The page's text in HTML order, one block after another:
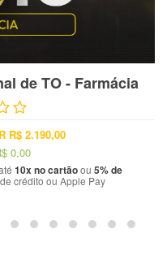
de TO - Farmácia
R$ 2.190,00
0,00
10x no cartãoou 5% de
crédito ou Apple Pay